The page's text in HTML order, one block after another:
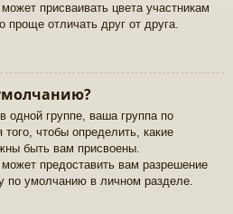
присваивать цвета участникам
проще отличать друг от друга.
одной группе, ваша группа по
чтобы определить, какие
быть вам присвоены.
предоставить вам разрешение
по умолчанию в личном разделе.